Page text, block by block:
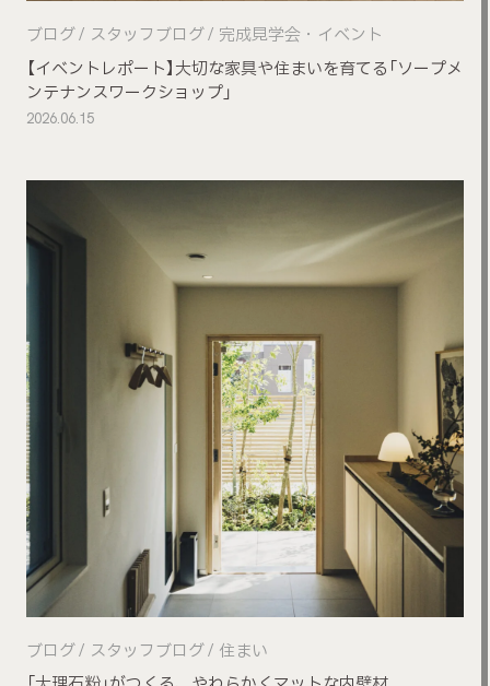
【イベントレポート】大切な家具や住まいを育てる「ソープメ
ンテナンスワークショップ」
ブログ スタッフブログ 完成見学会・イベント
2026.06.15
ブログ スタッフブログ 住まい